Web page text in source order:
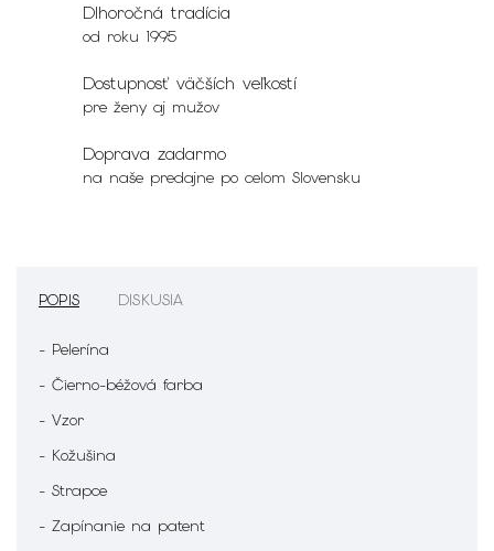
Dlhoročná tradícia
od roku 1995
Dostupnosť väčších veľkostí
pre ženy aj mužov
Doprava zadarmo
na naše predajne po celom Slovensku
POPIS DISKUSIA
- Pelerína
- Čierno-béžová farba
- Vzor
- Kožušina
- Strapce
- Zapínanie na patent